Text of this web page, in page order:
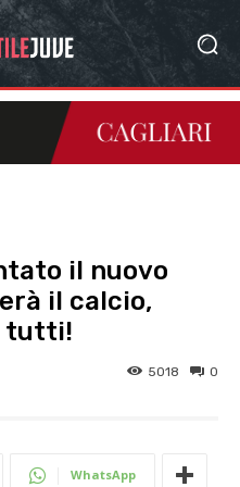
il nuovo
il calcio,
tutti!
0
5018
WhatsApp